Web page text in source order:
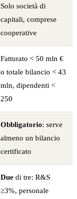
Solo società di
capitali, comprese
cooperative
Fatturato < 50 mln €
o totale bilancio < 43
mln, dipendenti <
250
Obbligatorio: serve
almeno un bilancio
certificato
Due di tre: R&S
≥3%, personale